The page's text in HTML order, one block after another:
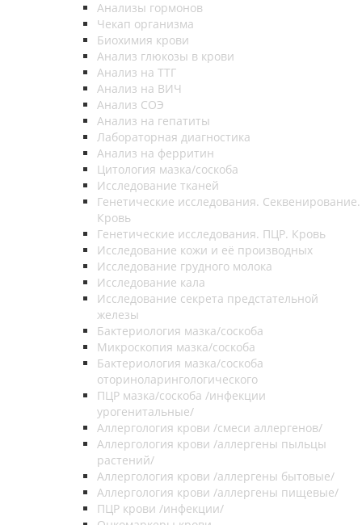
Анализы гормонов
Чекап организма
Биохимия крови
Анализ глюкозы в крови
Анализ на ТТГ
Анализ на ВИЧ
Анализ СОЭ
Анализ на гепатиты
Лабораторная диагностика
Анализ на ферритин
Цитология мазка/соскоба
Исследование тканей
Генетические исследования. Секвенирование.
Кровь
Генетические исследования. ПЦР. Кровь
Исследование кожи и её производных
Исследование грудного молока
Исследование кала
Исследование секрета предстательной
железы
Бактериология мазка/соскоба
Микроскопия мазка/соскоба
Бактериология мазка/соскоба
оториноларингологического
ПЦР мазка/соскоба /инфекции
урогенитальные/
Аллергология крови /смеси аллергенов/
Аллергология крови /аллергены пыльцы
растений/
Аллергология крови /аллергены бытовые/
Аллергология крови /аллергены пищевые/
ПЦР крови /инфекции/